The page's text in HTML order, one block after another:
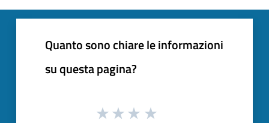
Quanto sono chiare le informazioni
su questa pagina?